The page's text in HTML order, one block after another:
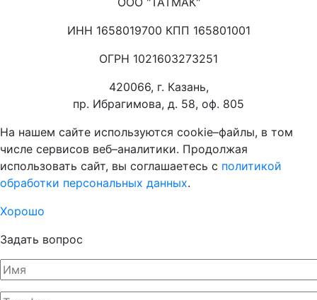
ИНН 1658019700 КПП 165801001
ОГРН 1021603273251
420066, г. Казань,
пр. Ибрагимова, д. 58, оф. 805
На нашем сайте используются cookie–файлы, в том
числе сервисов веб–аналитики. Продолжая
использовать сайт, вы соглашаетесь с политикой
обработки персональных данных.
Хорошо
Задать вопрос